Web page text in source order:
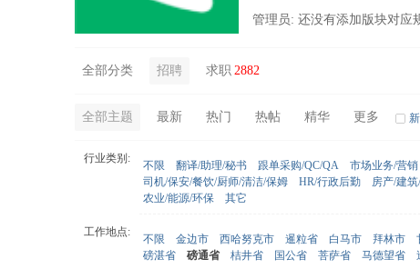
管理员: 还没有添加版块对应
全部分类 招聘 求职 2882
全部主题 最新 热门 热帖 精华 更多
行业类别:
不限 翻译/助理/秘书 跟单采购/QC/QA 市场业务/营销
司机/保安/餐饮/厨师/清洁/保姆
HR/行政后勤 房产/建
农业/能源/环保
其它
工作地点:
不限 金边市 西哈努克市 暹粒省 白马市 拜林市
磅湛省
磅通省 桔井省 国公省 菩萨省 马德望省